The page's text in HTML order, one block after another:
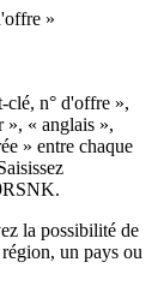
»
clé, n° d'offre »,
», « anglais »,
» entre chaque
la possibilité de
un pays ou